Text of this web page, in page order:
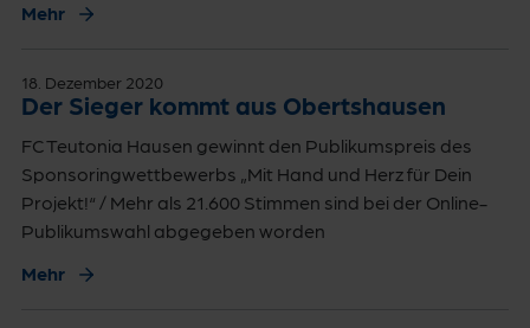
Mehr
18. Dezember 2020
Der Sieger kommt aus Obertshausen
FC Teutonia Hausen gewinnt den Publikumspreis des
Sponsoringwettbewerbs „Mit Hand und Herz für Dein
Projekt!“ / Mehr als 21.600 Stimmen sind bei der Online-
Publikumswahl abgegeben worden
Mehr